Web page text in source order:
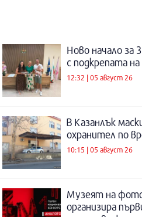
Ново начало за
с подкрепата
12:32 | 05 август 26
В Казанлък
охранител по
10:15 | 05 август 26
Музеят на
организира